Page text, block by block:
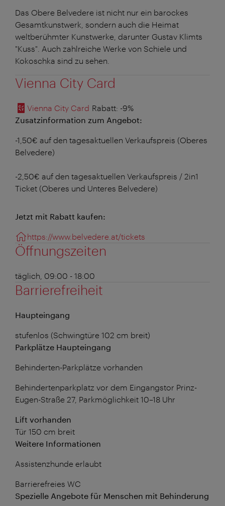
Das Obere Belvedere ist nicht nur ein barockes
Gesamtkunstwerk, sondern auch die Heimat
weltberühmter Kunstwerke, darunter Gustav Klimts
"Kuss". Auch zahlreiche Werke von Schiele und
Kokoschka sind zu sehen.
Vienna City Card
Vienna City Card Rabatt: -9%
Zusatzinformation zum Angebot:
-1,50€ auf den tagesaktuellen Verkaufspreis (Oberes
Belvedere)
-2,50€ auf den tagesaktuellen Verkaufspreis / 2in1
Ticket (Oberes und Unteres Belvedere)
Jetzt mit Rabatt kaufen:
https://www.belvedere.at/tickets
Öffnungszeiten
täglich, 09:00 - 18:00
Barrierefreiheit
Haupteingang
stufenlos (Schwingtüre 102 cm breit)
Parkplätze Haupteingang
Behinderten-Parkplätze vorhanden
Behindertenparkplatz vor dem Eingangstor Prinz-
Eugen-Straße 27, Parkmöglichkeit 10–18 Uhr
Lift vorhanden
Tür 150 cm breit
Weitere Informationen
Assistenzhunde erlaubt
Barrierefreies WC
Spezielle Angebote für Menschen mit Behinderung